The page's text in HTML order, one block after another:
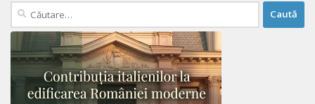
Caută
după: